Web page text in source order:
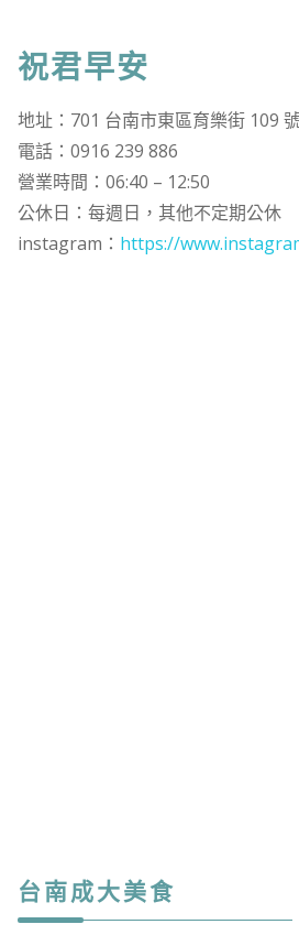
祝君早安
地址：701 台南市東區育樂街 109
電話：0916 239 886
營業時間：06:40 – 12:50
公休日：每週日，其他不定期公休
instagram： https://
台南成大美食